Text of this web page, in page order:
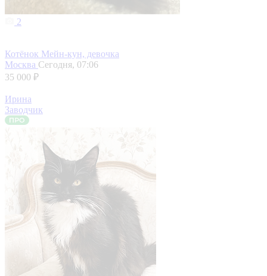
2
Котёнок Мейн-кун, девочка
Москва Сегодня, 07:06
35 000 ₽
Ирина
Заводчик